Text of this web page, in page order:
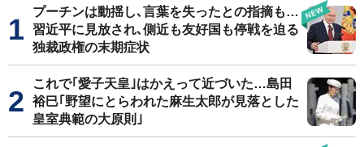
プーチンは動揺し､言葉を失ったとの指摘も…
習近平に見放され､側近も友好国も停戦を迫る
独裁政権の末期症状
これで｢愛子天皇｣はかえって近づいた…島田
裕巳｢野望にとらわれた麻生太郎が見落とした
皇室典範の大原則｣